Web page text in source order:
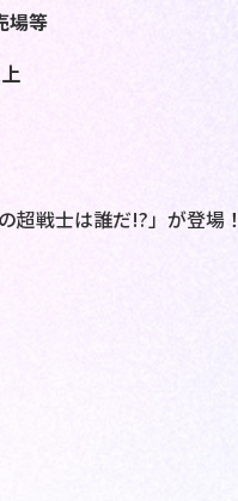
場等
戦士は誰だ!?」が登場！